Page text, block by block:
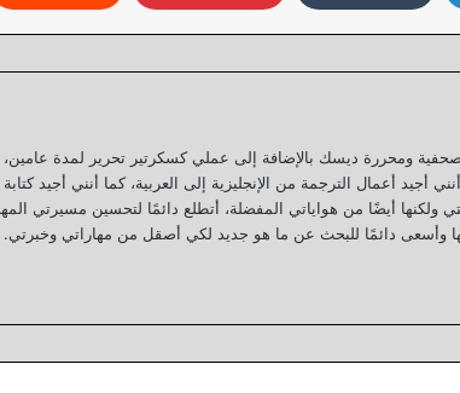
منذ 9 سنوات كمحررة صحفية ومحررة ديسك بالإضافة إلى عملي كسكرتير تحرير لمدة
أجيد أعمال الترجمة من الإنجليزية إلى العربية، كما أنني أجيد
ولكنها أيضًا من هواياتي المفضلة، أتطلع دائمًا لتحسين مسيرتي
وأسعى دائمًا للبحث عن ما هو جديد لكي أصقل من مهاراتي وخبرتي.